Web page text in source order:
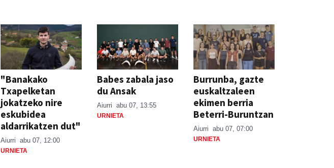
"Banakako
Txapelketan
jokatzeko nire
eskubidea
aldarrikatzen dut"
Aiurri abu 07, 12:00
URNIETA
Babes zabala jaso
du Ansak
Aiurri abu 07, 13:55
URNIETA
Burrunba, gazte
euskaltzaleen
ekimen berria
Beterri-Buruntzan
Aiurri abu 07, 07:00
URNIETA